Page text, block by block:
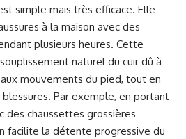
simple mais très efficace. Elle
à la maison avec des
plusieurs heures. Cette
naturel du cuir dû à
mouvements du pied, tout en
Par exemple, en portant
des chaussettes grossières
facilite la détente progressive du